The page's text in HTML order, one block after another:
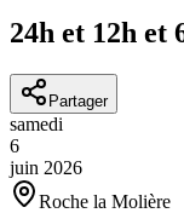
24h et 12h et
Partager
samedi
6
juin 2026
Roche la Molière